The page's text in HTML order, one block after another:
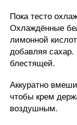
Пока тесто
Охлаждённые
лимонной
добавляя сахар.
блестящей.
Аккуратно
чтобы крем
воздушным.